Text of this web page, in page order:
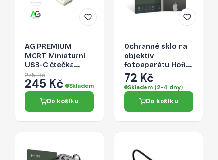
AG PREMIUM
MCRT Miniaturní
USB-C čtečka
Micro SD karet,
zlatá
275 Kč
245 Kč Skladem
Do košíku
Ochranné sklo na
objektiv
fotoaparátu Hofi
Cam Pro+ Apple
iPhone 13 Pro/13
Pro Max - čiré
72 Kč
Skladem (2-4 dny)
Do košíku